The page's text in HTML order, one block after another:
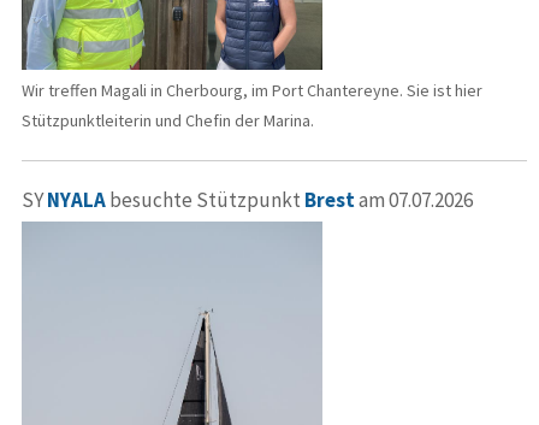
Wir treffen Magali in Cherbourg, im Port Chantereyne. Sie ist hier
Stützpunktleiterin und Chefin der Marina.
SYNYALAbesuchte Stützpunkt Brestam 07.07.2026